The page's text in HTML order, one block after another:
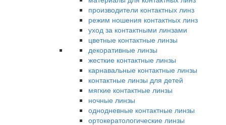
производители контактных линз
режим ношения контактных линз
уход за контактными линзами
цветные контактные линзы
декоративные линзы
жесткие контактные линзы
карнавальные контактные линзы
контактные линзы для детей
мягкие контактные линзы
ночные линзы
однодневные контактные линзы
ортокератологические линзы